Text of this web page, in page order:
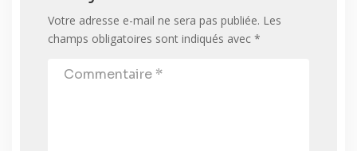
Votre adresse e-mail ne sera pas publiée. Les
champs obligatoires sont indiqués avec *